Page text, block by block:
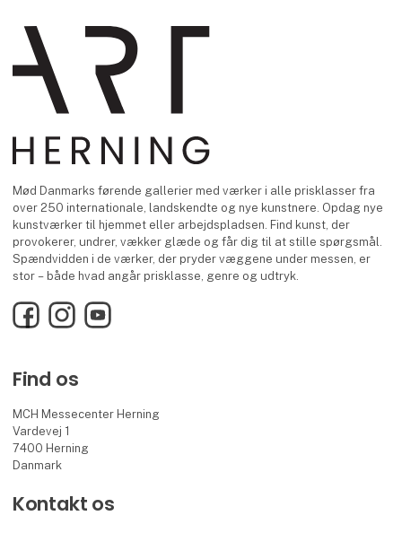
Mød Danmarks førende gallerier med værker i alle prisklasser fra
over 250 internationale, landskendte og nye kunstnere. Opdag nye
kunstværker til hjemmet eller arbejdspladsen. Find kunst, der
provokerer, undrer, vækker glæde og får dig til at stille spørgsmål.
Spændvidden i de værker, der pryder væggene under messen, er
stor – både hvad angår prisklasse, genre og udtryk.
FacebookInstagramYouTube
Find os
MCH Messecenter Herning
Vardevej 1
7400 Herning
Danmark
Kontakt os